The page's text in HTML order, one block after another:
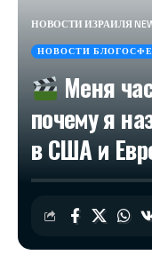
НОВОСТИ ИЗРАИЛЯ
НОВОСТИ
Меня
почему я
в США и